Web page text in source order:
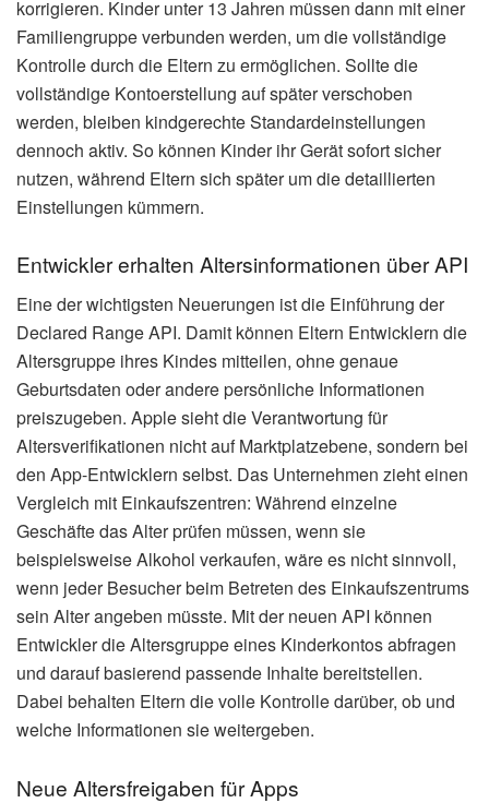
korrigieren. Kinder unter 13 Jahren müssen dann mit einer
Familiengruppe verbunden werden, um die vollständige
Kontrolle durch die Eltern zu ermöglichen. Sollte die
vollständige Kontoerstellung auf später verschoben
werden, bleiben kindgerechte Standardeinstellungen
dennoch aktiv. So können Kinder ihr Gerät sofort sicher
nutzen, während Eltern sich später um die detaillierten
Einstellungen kümmern.
Entwickler erhalten Altersinformationen über API
Eine der wichtigsten Neuerungen ist die Einführung der
Declared Range API. Damit können Eltern Entwicklern die
Altersgruppe ihres Kindes mitteilen, ohne genaue
Geburtsdaten oder andere persönliche Informationen
preiszugeben. Apple sieht die Verantwortung für
Altersverifikationen nicht auf Marktplatzebene, sondern bei
den App-Entwicklern selbst. Das Unternehmen zieht einen
Vergleich mit Einkaufszentren: Während einzelne
Geschäfte das Alter prüfen müssen, wenn sie
beispielsweise Alkohol verkaufen, wäre es nicht sinnvoll,
wenn jeder Besucher beim Betreten des Einkaufszentrums
sein Alter angeben müsste. Mit der neuen API können
Entwickler die Altersgruppe eines Kinderkontos abfragen
und darauf basierend passende Inhalte bereitstellen.
Dabei behalten Eltern die volle Kontrolle darüber, ob und
welche Informationen sie weitergeben.
Neue Altersfreigaben für Apps